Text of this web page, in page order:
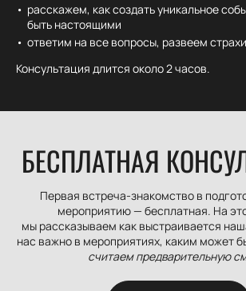
расскажем, как создать уникальное
быть настоящими
ответим на все вопросы, развеем
Консультация длится около 2 часов.
БЕСПЛАТНАЯ
Первая встреча-знакомство в
мероприятию — бесплатная. На
мы рассказываем как выстраивается
нас важно в мероприятиях, каким может
считаем предварительную